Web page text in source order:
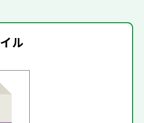
ル